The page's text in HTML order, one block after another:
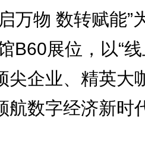
万物 数转赋能”
B60展位，以“
尖企业、精英大
航数字经济新时